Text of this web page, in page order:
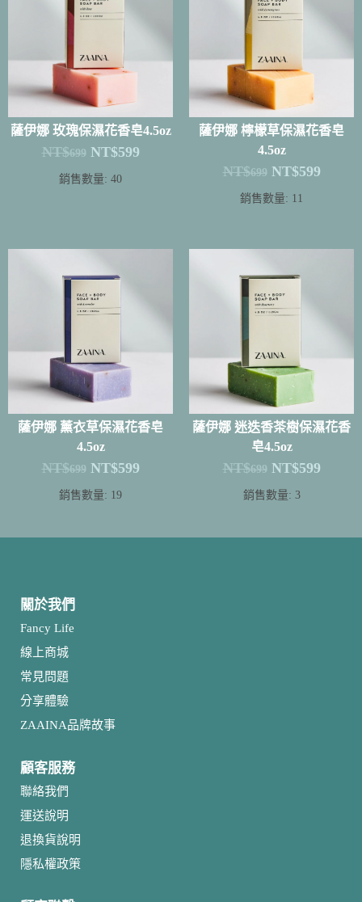
薩伊娜 玫瑰保濕花香皂4.5oz
NT$699 NT$599
銷售數量: 40
薩伊娜 檸檬草保濕花香皂
4.5oz
NT$699 NT$599
銷售數量: 11
薩伊娜 薰衣草保濕花香皂
4.5oz
NT$699 NT$599
銷售數量: 19
薩伊娜 迷迭香茶樹保濕花香
皂4.5oz
NT$699 NT$599
銷售數量: 3
關於我們
Fancy Life
線上商城
常見問題
分享體驗
ZAAINA品牌故事
顧客服務
聯絡我們
運送說明
退換貨說明
隱私權政策